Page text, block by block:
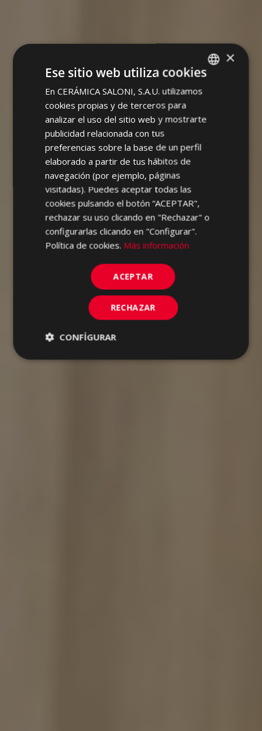
SPANISH
ENGLISH
GERMAN
×
Ese sitio web utiliza cookies
En CERÁMICA SALONI, S.A.U. utilizamos
cookies propias y de terceros para
analizar el uso del sitio web y mostrarte
publicidad relacionada con tus
preferencias sobre la base de un perfil
elaborado a partir de tus hábitos de
navegación (por ejemplo, páginas
visitadas). Puedes aceptar todas las
cookies pulsando el botón “ACEPTAR",
rechazar su uso clicando en "Rechazar" o
configurarlas clicando en "Configurar".
Política de cookies. Más información
ACEPTAR
RECHAZAR
CONFIGURAR